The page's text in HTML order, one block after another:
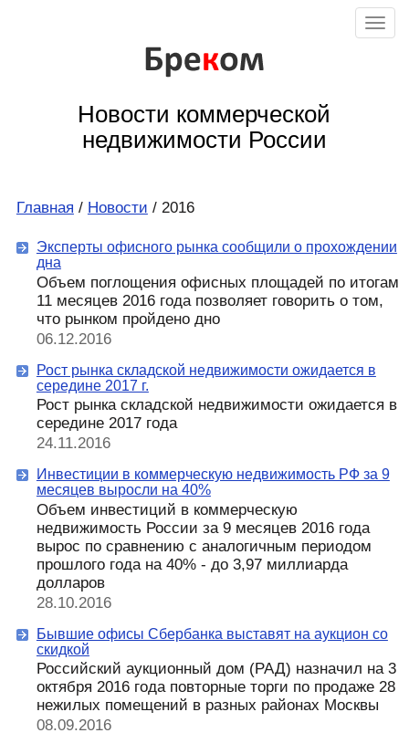
Бреком
Новости коммерческой
недвижимости России
Главная / Новости / 2016
Эксперты офисного рынка сообщили о прохождении
дна
Объем поглощения офисных площадей по итогам
11 месяцев 2016 года позволяет говорить о том,
что рынком пройдено дно
06.12.2016
Рост рынка складской недвижимости ожидается в
середине 2017 г.
Рост рынка складской недвижимости ожидается в
середине 2017 года
24.11.2016
Инвестиции в коммерческую недвижимость РФ за 9
месяцев выросли на 40%
Объем инвестиций в коммерческую
недвижимость России за 9 месяцев 2016 года
вырос по сравнению с аналогичным периодом
прошлого года на 40% - до 3,97 миллиарда
долларов
28.10.2016
Бывшие офисы Сбербанка выставят на аукцион со
скидкой
Российский аукционный дом (РАД) назначил на 3
октября 2016 года повторные торги по продаже 28
нежилых помещений в разных районах Москвы
08.09.2016